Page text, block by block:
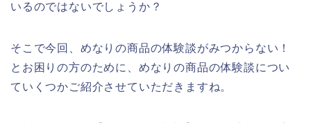
いるのではないでしょうか？
そこで今回、めなりの商品の体験談がみつからない！
とお困りの方のために、めなりの商品の体験談につい
ていくつかご紹介させていただきますね。